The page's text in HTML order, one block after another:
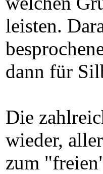
leisten.
dann für
Die
wieder,
zum